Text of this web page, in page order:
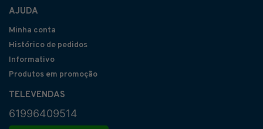
AJUDA
Minha conta
Histórico de pedidos
Informativo
Produtos em promoção
TELEVENDAS
61996409514